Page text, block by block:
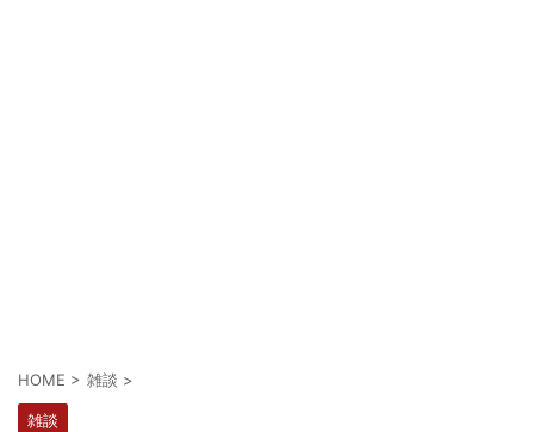
HOME > 雑談 >
雑談